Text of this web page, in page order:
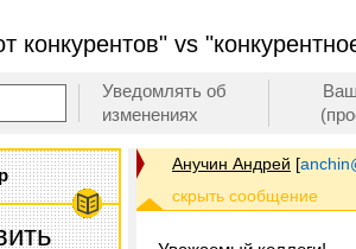
конкурентов" vs
Уведомлять об
изменениях
Анучин Андрей [